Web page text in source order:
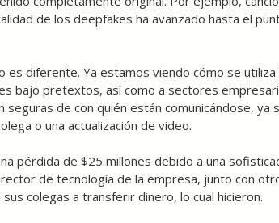
de los deepfakes ha avanzado hasta el
es diferente. Ya estamos viendo cómo se
bajo pretextos, así como a sectores
de con quién están comunicándose, ya
o una actualización de video.
pérdida de $25 millones debido a una
de tecnología de la empresa, junto con
colegas a transferir dinero, lo cual hicieron.